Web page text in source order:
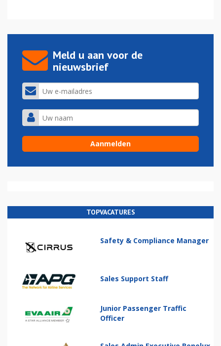
Meld u aan voor de
nieuwsbrief
TOPVACATURES
Safety & Compliance Manager
Sales Support Staff
Junior Passenger Traffic
Officer